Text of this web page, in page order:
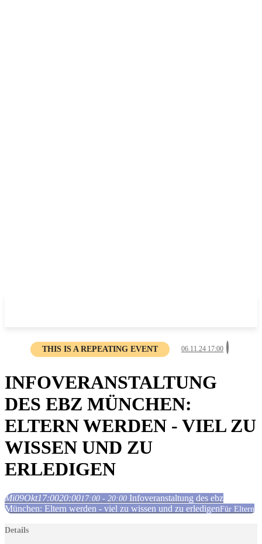
THIS IS A REPEATING EVENT 06.11.24 17:00
INFOVERANSTALTUNG
DES EBZ MÜNCHEN:
ELTERN WERDEN - VIEL ZU
WISSEN UND ZU
ERLEDIGEN
Mi09Okt17:0020:0017:00 - 20:00 Infoveranstaltung des ebz
München: Eltern werden - viel zu wissen und zu erledigenFür Eltern
Details